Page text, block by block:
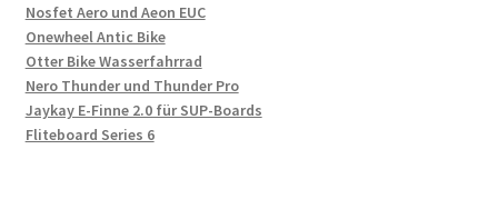
Nosfet Aero und Aeon EUC
Onewheel Antic Bike
Otter Bike Wasserfahrrad
Nero Thunder und Thunder Pro
Jaykay E-Finne 2.0 für SUP-Boards
Fliteboard Series 6